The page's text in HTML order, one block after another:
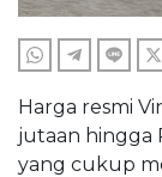
WHATSAPPTELEGRAM
LINE
Harga resmi
jutaan hingga
yang cukup